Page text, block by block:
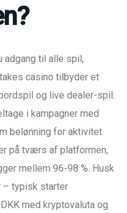
adgang til alle spil,
casino tilbyder et
og live dealer-spil.
i kampagner med
belønning for aktivitet.
på tværs af platformen,
mellem 96-98 %. Husk
– typisk starter
med kryptovaluta og